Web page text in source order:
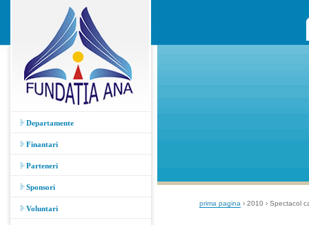
Departamente
Finantari
Parteneri
Sponsori
Voluntari
prima pagina › 2010 › Spectacol